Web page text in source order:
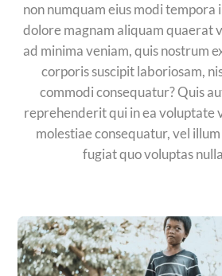
non numquam eius modi
dolore magnam aliquam quaerat
ad minima veniam, quis nostrum
corporis suscipit laboriosam,
commodi consequatur? Quis
reprehenderit qui in ea voluptate
molestiae consequatur, vel
fugiat quo voluptas